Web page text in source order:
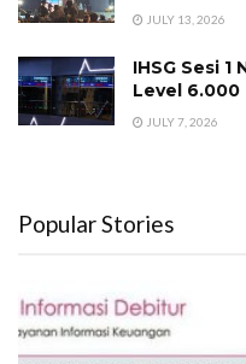
JULY 13, 2026
IHSG Sesi 1
Level 6.000
JULY 7, 2026
Popular Stories